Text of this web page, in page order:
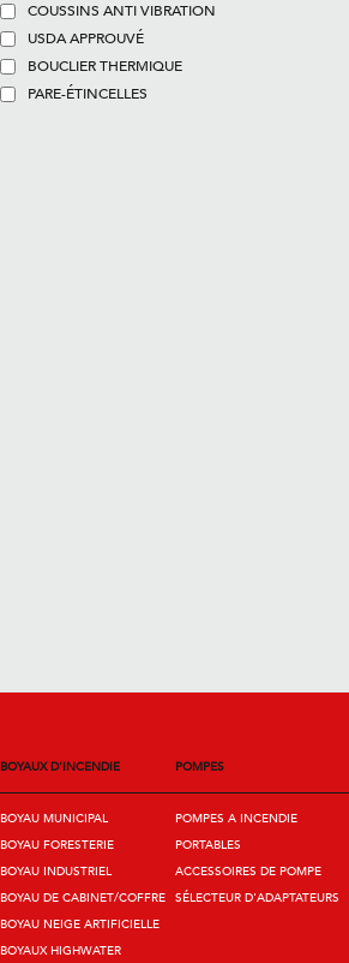
COUSSINS ANTI VIBRATION
USDA APPROUVÉ
BOUCLIER THERMIQUE
PARE-ÉTINCELLES
BOYAUX D'INCENDIE
BOYAU MUNICIPAL
BOYAU FORESTERIE
BOYAU INDUSTRIEL
BOYAU DE CABINET/COFFRE
BOYAU NEIGE ARTIFICIELLE
BOYAUX HIGHWATER
POMPES
POMPES A INCENDIE
PORTABLES
ACCESSOIRES DE POMPE
SÉLECTEUR D'ADAPTATEURS